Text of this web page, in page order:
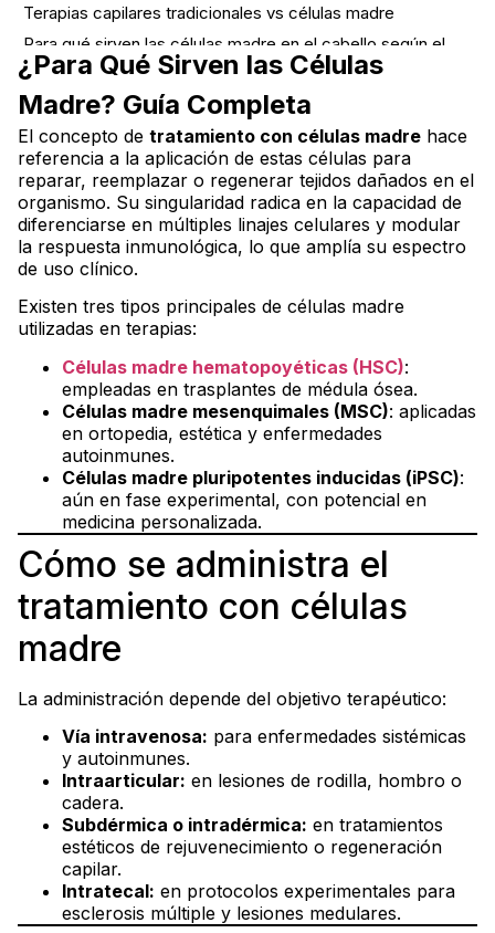
Terapias capilares tradicionales vs células madre
Para qué sirven las células madre en el cabello según el
tipo de alopecia
Beneficios clínicos del uso de células madre en cabello
Cómo se realiza el procedimiento clínico
Innovaciones actuales en terapias capilares con células
madre
Evidencia científica: lo que dicen los estudios
¿Las células madre realmente hacen crecer nuevo
cabello?
¿Para Qué Sirven las Células
Madre? Guía Completa
El concepto de tratamiento con células madre hace
referencia a la aplicación de estas células para
reparar, reemplazar o regenerar tejidos dañados en el
organismo. Su singularidad radica en la capacidad de
diferenciarse en múltiples linajes celulares y modular
la respuesta inmunológica, lo que amplía su espectro
de uso clínico.
Existen tres tipos principales de células madre
utilizadas en terapias:
Células madre hematopoyéticas (HSC):
empleadas en trasplantes de médula ósea.
Células madre mesenquimales (MSC): aplicadas
en ortopedia, estética y enfermedades
autoinmunes.
Células madre pluripotentes inducidas (iPSC):
aún en fase experimental, con potencial en
medicina personalizada.
Cómo se administra el
tratamiento con células
madre
La administración depende del objetivo terapéutico:
Vía intravenosa: para enfermedades sistémicas
y autoinmunes.
Intraarticular: en lesiones de rodilla, hombro o
cadera.
Subdérmica o intradérmica: en tratamientos
estéticos de rejuvenecimiento o regeneración
capilar.
Intratecal: en protocolos experimentales para
esclerosis múltiple y lesiones medulares.